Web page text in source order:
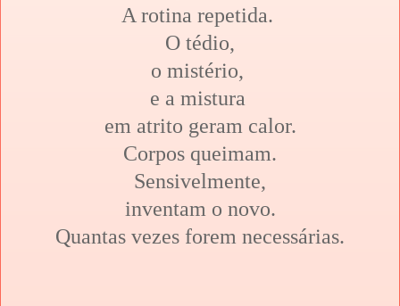
A rotina repetida.
O tédio,
o mistério,
e a mistura
em atrito geram calor.
Corpos queimam.
Sensivelmente,
inventam o novo.
Quantas vezes forem necessárias.